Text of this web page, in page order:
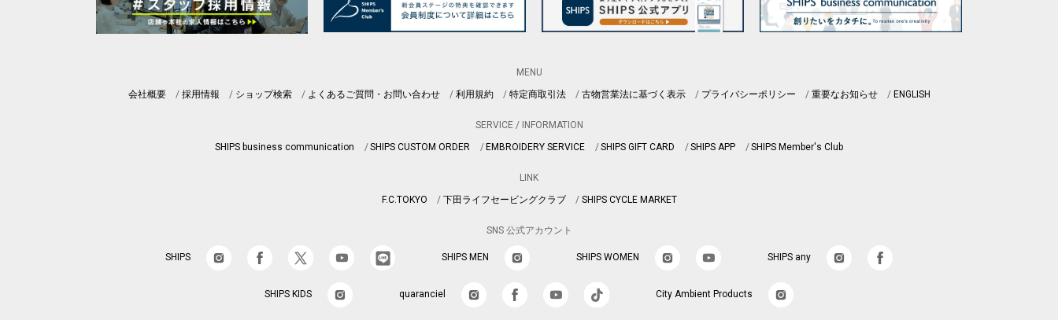
MENU
会社概要
採用情報 ショップ検索 よくあるご質問・お問い合わせ 利用規約 特定商取引法 古物営業法に基づく表示 プライバシーポリシー 重要なお知らせ ENGLISH
SERVICE / INFORMATION
SHIPS business communication
SHIPS CUSTOM ORDER EMBROIDERY SERVICE SHIPS GIFT CARD SHIPS APP SHIPS Member's Club
LINK
F.C.TOKYO
下田ライフセービングクラブ SHIPS CYCLE MARKET
SNS 公式アカウント
SHIPS SHIPS MEN SHIPS WOMEN SHIPS any
SHIPS KIDS quaranciel City Ambient Products